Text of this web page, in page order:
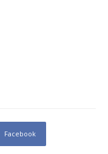
Facebook